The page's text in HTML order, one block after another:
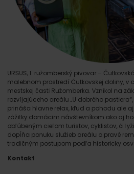
URSUS, 1. ružomberský pivovar –
malebnom prostredí Čutkovskej doliny, v
mestskej časti Ružomberka. Vznikol na
rozvíjajúceho areálu „U dobrého
prináša hlavne relax, kľud a pohodu ale
zážitky domácim návštevníkom ako aj
obľúbeným cieľom turistov, cyklistov, či
dopĺňa ponuku služieb areálu o pravé
tradičným postupom podľa historicky
Kontakt